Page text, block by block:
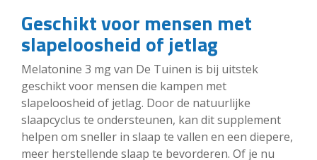
Geschikt voor mensen met
slapeloosheid of jetlag
Melatonine 3 mg van De Tuinen is bij uitstek
geschikt voor mensen die kampen met
slapeloosheid of jetlag. Door de natuurlijke
slaapcyclus te ondersteunen, kan dit supplement
helpen om sneller in slaap te vallen en een diepere,
meer herstellende slaap te bevorderen. Of je nu